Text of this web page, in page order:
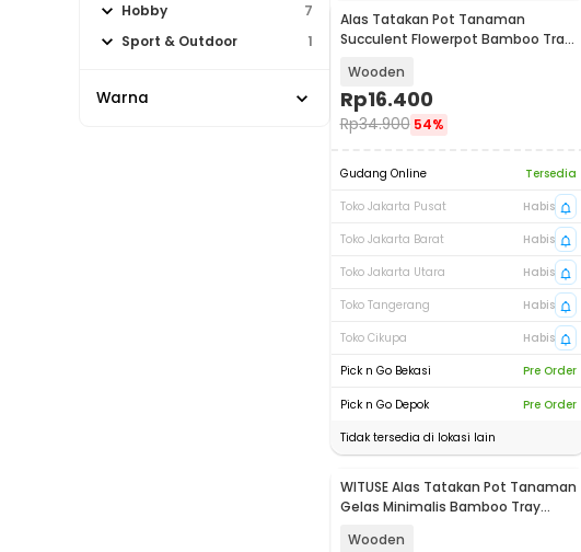
Hobby
7
Sport & Outdoor
1
Warna
Alas Tatakan Pot Tanaman
Succulent Flowerpot Bamboo Tray
Wooden
Rp16.400
Rp34.900 54%
Gudang Online
Tersedia
Toko Jakarta Pusat
Habis
Toko Jakarta Barat
Habis
Toko Jakarta Utara
Habis
Toko Tangerang
Habis
Toko Cikupa
Habis
Pick n Go Bekasi
Pre Order
Pick n Go Depok
Pre Order
Tidak tersedia di lokasi lain
WITUSE Alas Tatakan Pot Tanaman
Gelas Minimalis Bamboo Tray
Wooden